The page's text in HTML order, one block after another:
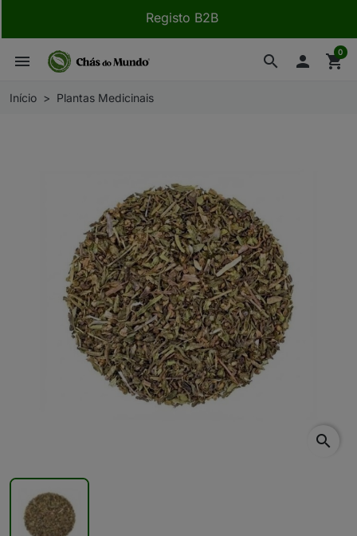
Registo B2B
search
menu  shopping_cart
0
Início Plantas Medicinais
search